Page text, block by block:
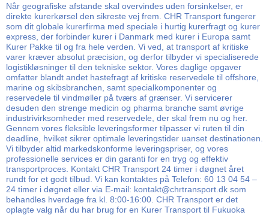
Når geografiske afstande skal overvindes uden forsinkelser, er
direkte kurerkørsel den sikreste vej frem. CHR Transport fungerer
som dit globale kurerfirma med speciale i hurtig kurerfragt og kurer
express, der forbinder kurer i Danmark med kurer i Europa samt
Kurer Pakke til og fra hele verden. Vi ved, at transport af kritiske
varer kræver absolut præcision, og derfor tilbyder vi specialiserede
logistikløsninger til den tekniske sektor. Vores daglige opgaver
omfatter blandt andet hastefragt af kritiske reservedele til offshore,
marine og skibsbranchen, samt specialkomponenter og
reservedele til vindmøller på tværs af grænser. Vi servicerer
desuden den strenge medicin og pharma branche samt øvrige
industrivirksomheder med reservedele, der skal frem nu og her.
Gennem vores fleksible leveringsformer tilpasser vi ruten til din
deadline, hvilket sikrer optimale leveringstider uanset destinationen.
Vi tilbyder altid markedskonforme leveringspriser, og vores
professionelle services er din garanti for en tryg og effektiv
transportproces. Kontakt CHR Transport 24 timer i døgnet året
rundt for et godt tilbud. Vi kan kontaktes på Telefon: 60 13 04 54 –
24 timer i døgnet eller via E-mail: kontakt@chrtransport.dk som
behandles hverdage fra kl. 8:00-16:00. CHR Transport er det
oplagte valg når du har brug for en Kurer Transport til Fukuoka